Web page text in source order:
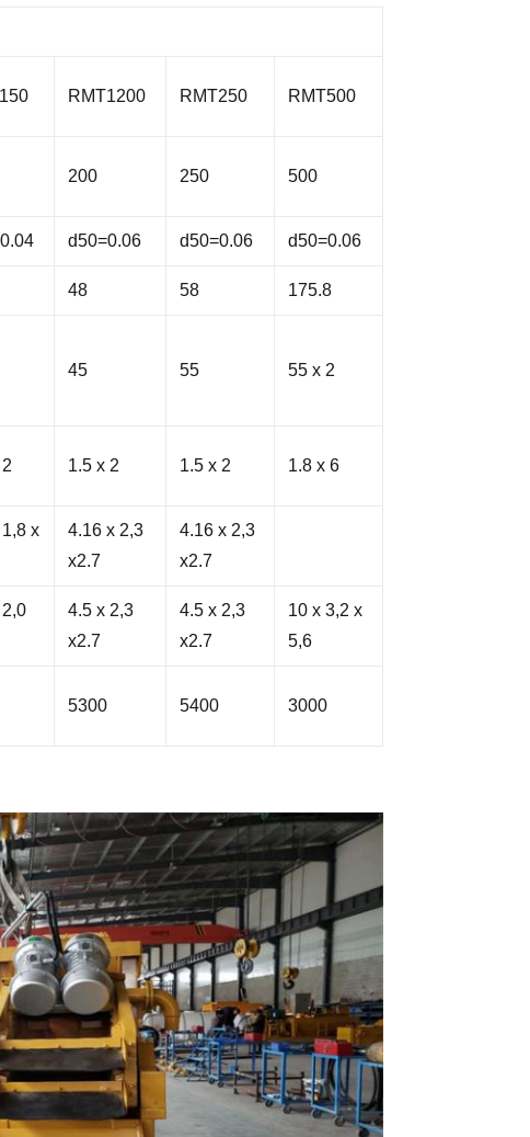
RMT1200 RMT250 RMT500
200 250 500
d50=0.06 d50=0.06 d50=0.06
48 58 175.8
45 55 55 x 2
1.5 x 2 1.5 x 2 1.8 x 6
x
4.16 x 2,3
x2.7
4.16 x 2,3
x2.7
4.5 x 2,3
x2.7
4.5 x 2,3
x2.7
10 x 3,2 x
5,6
5300 5400 3000